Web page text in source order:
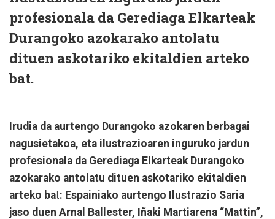
profesionala da Gerediaga Elkarteak
Durangoko azokarako antolatu
dituen askotariko ekitaldien arteko
bat.
Irudia da aurtengo Durangoko azokaren berbagai
nagusietakoa, eta ilustrazioaren inguruko jardun
profesionala da Gerediaga Elkarteak Durangoko
azokarako antolatu dituen askotariko ekitaldien
arteko bat: Espainiako aurtengo Ilustrazio Saria
jaso duen Arnal Ballester, Iñaki Martiarena “Mattin”,